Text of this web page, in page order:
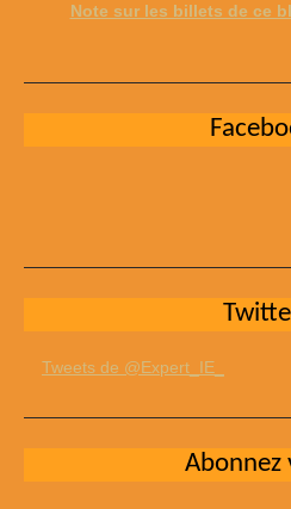
Note sur les billets de ce
Tweets de @Expert_IE_
Abonnez